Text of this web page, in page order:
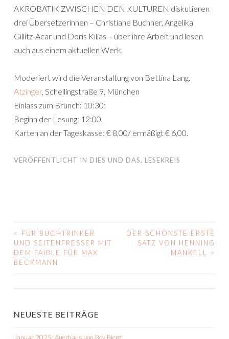
AKROBATIK ZWISCHEN DEN KULTUREN diskutieren
drei Übersetzerinnen – Christiane Buchner, Angelika
Gillitz-Acar und Doris Kilias – über ihre Arbeit und lesen
auch aus einem aktuellen Werk.
Moderiert wird die Veranstaltung von Bettina Lang.
Atzinger, Schellingstraße 9, München
Einlass zum Brunch: 10:30;
Beginn der Lesung: 12:00.
Karten an der Tageskasse: € 8,00/ ermäßigt € 6,00.
VERÖFFENTLICHT IN DIES UND DAS, LESEKREIS
BEITRAGS-
NAVIGATION
<
FÜR BUCHTRINKER
UND SEITENFRESSER MIT
DEM FAIBLE FÜR MAX
BECKMANN
DER SCHÖNSTE ERSTE
SATZ VON HENNING
MANKELL
>
NEUESTE BEITRÄGE